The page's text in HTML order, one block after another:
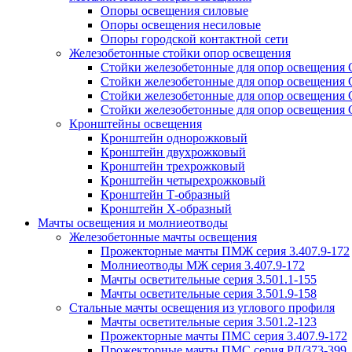
Опоры освещения силовые
Опоры освещения несиловые
Опоры городской контактной сети
Железобетонные стойки опор освещения
Стойки железобетонные для опор
Стойки железобетонные для опор
Стойки железобетонные для опор
Стойки железобетонные для опор освещения
Кронштейны освещения
Кронштейн однорожковый
Кронштейн двухрожковый
Кронштейн трехрожковый
Кронштейн четырехрожковый
Кронштейн Т-образный
Кронштейн Х-образный
Мачты освещения и молниеотводы
Железобетонные мачты освещения
Прожекторные мачты ПМЖ серия 3.407.9-172
Молниеотводы МЖ серия 3.407.9-172
Мачты осветительные серия 3.501.1-155
Мачты осветительные серия 3.501.9-158
Стальные мачты освещения из углового профиля
Мачты осветительные серия 3.501.2-123
Прожекторные мачты ПМС серия 3.407.9-172